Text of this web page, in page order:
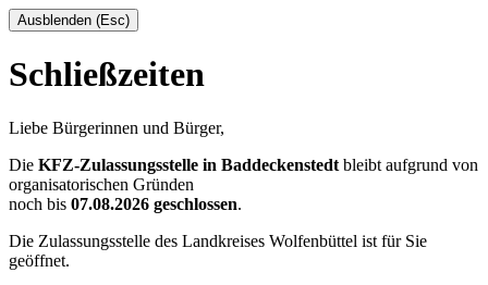
Ausblenden (Esc)
Schließzeiten
Liebe Bürgerinnen und Bürger,
Die KFZ-Zulassungsstelle in Baddeckenstedt bleibt aufgrund von
organisatorischen Gründen
noch bis 07.08.2026 geschlossen.
Die Zulassungsstelle des Landkreises Wolfenbüttel ist für Sie
geöffnet.